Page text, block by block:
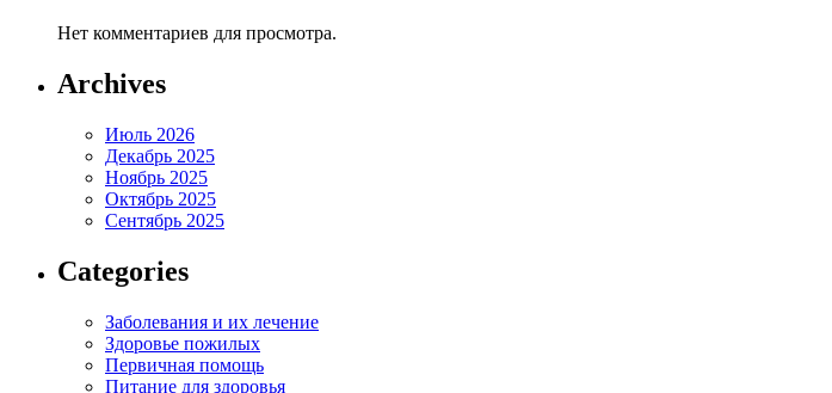
Нет комментариев для просмотра.
Archives
Июль 2026
Декабрь 2025
Ноябрь 2025
Октябрь 2025
Сентябрь 2025
Categories
Заболевания и их лечение
Здоровье пожилых
Первичная помощь
Питание для здоровья